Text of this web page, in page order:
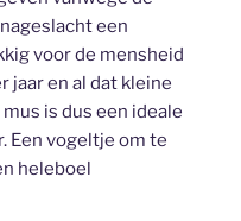
een
voor de mensheid
jaar en al dat kleine
is dus een ideale
Een vogeltje om te
heleboel